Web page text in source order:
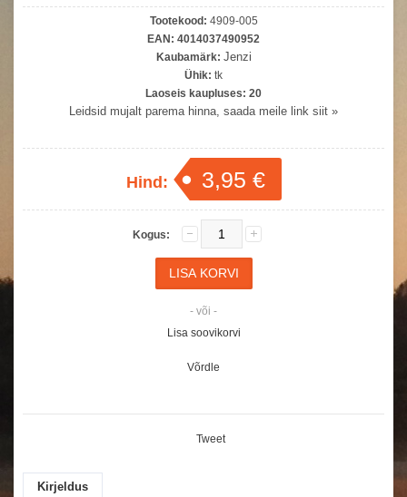
Tootekood: 4909-005
EAN: 4014037490952
Kaubamärk: Jenzi
Ühik: tk
Laoseis kaupluses: 20
Leidsid mujalt parema hinna, saada meile link siit »
Hind: 3,95 €
Kogus:
- või -
Lisa soovikorvi
Võrdle
Tweet
Kirjeldus